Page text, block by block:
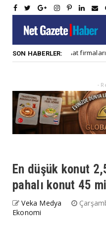
SON HABERLER:
Konut inşaat firmaları sorunları
-
En düşük konut
pahalı konut 45
Veka Medya
Ekonomi